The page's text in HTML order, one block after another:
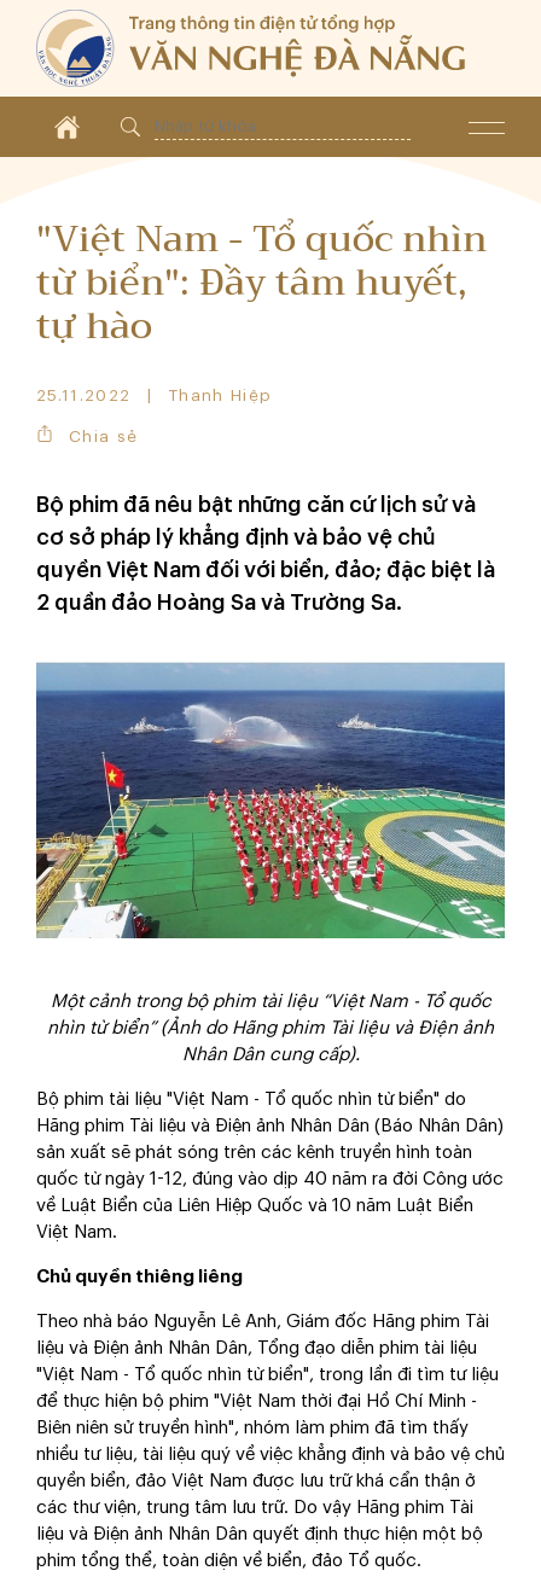
"Việt Nam - Tổ quốc nhìn
từ biển": Đầy tâm huyết,
tự hào
25.11.2022 Thanh Hiệp
Chia sẻ
Bộ phim đã nêu bật những căn cứ lịch sử và
cơ sở pháp lý khẳng định và bảo vệ chủ
quyền Việt Nam đối với biển, đảo; đặc biệt là
2 quần đảo Hoàng Sa và Trường Sa.
Một cảnh trong bộ phim tài liệu “Việt Nam - Tổ quốc
nhìn từ biển” (Ảnh do Hãng phim Tài liệu và Điện ảnh
Nhân Dân cung cấp).
Bộ phim tài liệu "Việt Nam - Tổ quốc nhìn từ biển" do
Hãng phim Tài liệu và Điện ảnh Nhân Dân (Báo Nhân Dân)
sản xuất sẽ phát sóng trên các kênh truyền hình toàn
quốc từ ngày 1-12, đúng vào dịp 40 năm ra đời Công ước
về Luật Biển của Liên Hiệp Quốc và 10 năm Luật Biển
Việt Nam.
Chủ quyền thiêng liêng
Theo nhà báo Nguyễn Lê Anh, Giám đốc Hãng phim Tài
liệu và Điện ảnh Nhân Dân, Tổng đạo diễn phim tài liệu
"Việt Nam - Tổ quốc nhìn từ biển", trong lần đi tìm tư liệu
để thực hiện bộ phim "Việt Nam thời đại Hồ Chí Minh -
Biên niên sử truyền hình", nhóm làm phim đã tìm thấy
nhiều tư liệu, tài liệu quý về việc khẳng định và bảo vệ chủ
quyền biển, đảo Việt Nam được lưu trữ khá cẩn thận ở
các thư viện, trung tâm lưu trữ. Do vậy Hãng phim Tài
liệu và Điện ảnh Nhân Dân quyết định thực hiện một bộ
phim tổng thể, toàn diện về biển, đảo Tổ quốc.